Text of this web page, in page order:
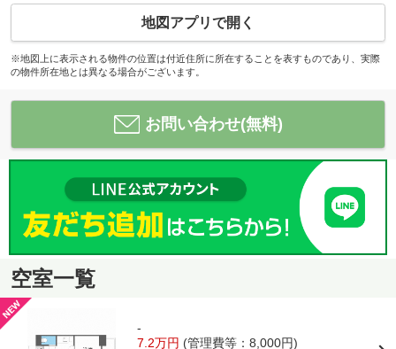
地図アプリで開く
※地図上に表示される物件の位置は付近住所に所在することを表すものであり、実際
の物件所在地とは異なる場合がございます。
お問い合わせ(無料)
空室一覧
-
7.2万円 (管理費等：8,000円)